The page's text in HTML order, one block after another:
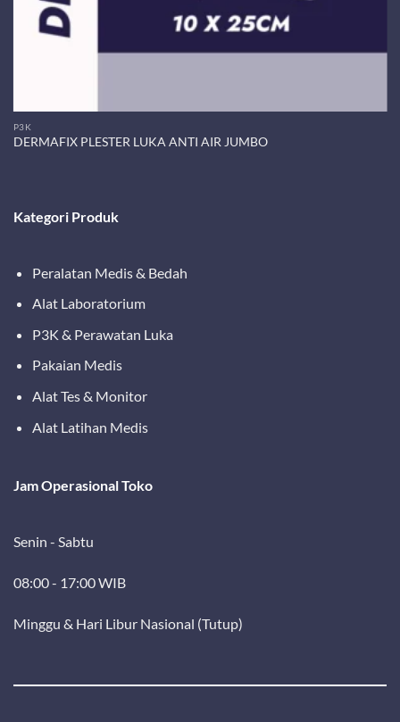
P3K
DERMAFIX PLESTER LUKA ANTI AIR JUMBO
Kategori Produk
Peralatan Medis & Bedah
Alat Laboratorium
P3K & Perawatan Luka
Pakaian Medis
Alat Tes & Monitor
Alat Latihan Medis
Jam Operasional Toko
Senin - Sabtu
08:00 - 17:00 WIB
Minggu & Hari Libur Nasional (Tutup)